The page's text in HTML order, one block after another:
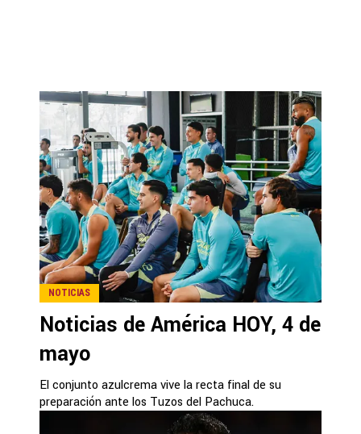
NOTICIAS
Noticias de América HOY, 4 de
mayo
El conjunto azulcrema vive la recta final de su
preparación ante los Tuzos del Pachuca.